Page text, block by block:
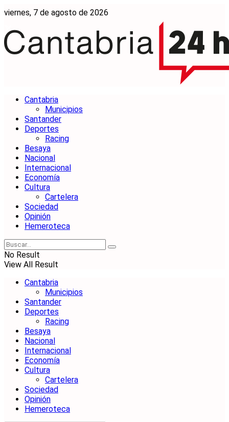
viernes, 7 de agosto de 2026
Cantabria
Municipios
Santander
Deportes
Racing
Besaya
Nacional
Internacional
Economía
Cultura
Cartelera
Sociedad
Opinión
Hemeroteca
No Result
View All Result
Cantabria
Municipios
Santander
Deportes
Racing
Besaya
Nacional
Internacional
Economía
Cultura
Cartelera
Sociedad
Opinión
Hemeroteca